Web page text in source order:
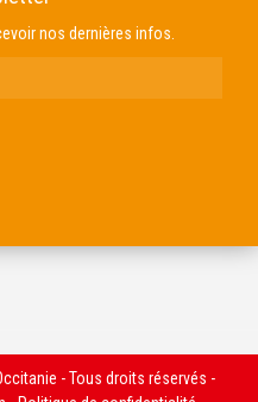
nos dernières infos.
- Tous droits réservés -